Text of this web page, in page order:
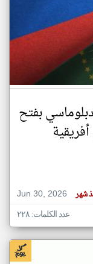
بفتح
Jun 30, 2026
شهر
عدد الكلمات: ٢٢٨